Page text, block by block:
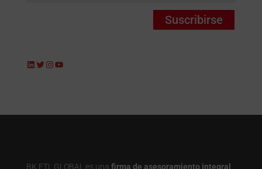
Suscribirse
LinkedIn
Twitter
Instagram
YouTube
BK ETL GLOBAL es una firma de asesoramiento integral